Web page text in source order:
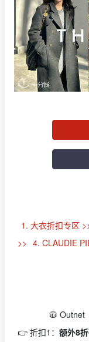
1. 大衣折扣专区
>> 4. CLAUDIE
🧥 Outnet
👉 折扣1： 额外8